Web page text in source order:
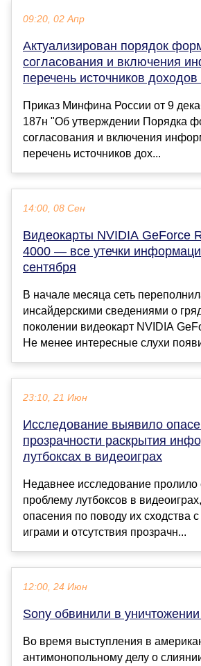
09:20, 02 Апр
Актуализирован порядок
согласования и включения
перечень источников
Приказ Минфина России от 9
187н "Об утверждении Порядка
согласования и включения
перечень источников дох...
14:00, 08 Сен
Видеокарты NVIDIA GeForce
4000 — все утечки
сентября
В начале месяца сеть
инсайдерскими сведениями о
поколении видеокарт NVIDIA
Не менее интересные слухи
23:10, 21 Июн
Исследование выявило
прозрачности раскрытия
лутбоксах в видеоиграх
Недавнее исследование пролило
проблему лутбоксов в
опасения по поводу их сходства
играми и отсутствия прозрачн...
12:00, 24 Июн
Sony обвинили в
Во время выступления в
антимонопольному делу о